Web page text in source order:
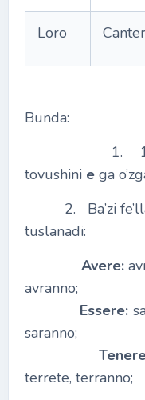
Loro Canter
Bunda:
1. 1-
tovushini е ga
2. Ba’zi fe’llar
tuslanadi:
Avere:
avranno;
Essere:
saranno;
terrete, terranno;